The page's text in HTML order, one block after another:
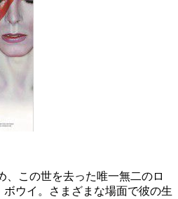
、この世を去った唯一無二のロ
ウイ。さまざまな場面で彼の生